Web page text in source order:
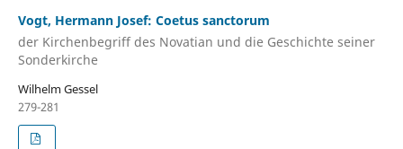
Vogt, Hermann Josef: Coetus sanctorum
der Kirchenbegriff des Novatian und die Geschichte seiner
Sonderkirche
Wilhelm Gessel
279-281